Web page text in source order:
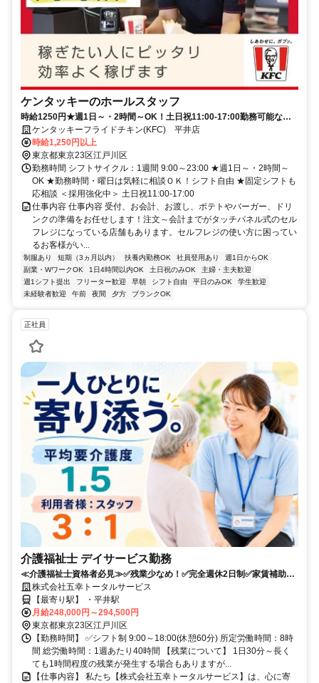
ケンタッキーのホールスタッフ
時給1250円★週1日～・2時間～OK！土日祝11:00-17:00勤務可能な方
大歓迎♪
ケンタッキーフライドチキン(KFC) 平井店
時給1,250円以上
東京都東京23区江戸川区
勤務時間 シフトサイクル：1週間 9:00～23:00 ★週1日～・2時間～
OK ★勤務時間・曜日は気軽に相談ＯＫ！シフト自由 ★固定シフトも
応相談 ＜採用強化中＞ 土日祝11:00-17:00
仕事内容 仕事内容 受付、お会計、お渡し、ポテトやバーガー、ドリ
ンクの準備をお任せします！注文～会計までがタッチパネル式のセル
フレジになっている店舗もあります。セルフレジの使い方に困ってい
るお客様がい...
制服あり 短期（3ヵ月以内） 扶養内勤務OK 社員登用あり
週1日からOK
副業・WワークOK
1日4時間以内OK 土日祝のみOK
主婦・主夫歓迎
週1シフト提出
フリーター歓迎 早朝 シフト自由 平日のみOK
学生歓迎
未経験者歓迎
午前 夜間 夕方 ブランクOK
正社員
介護福祉士 デイサービス勤務
≪介護福祉士資格者必見≫✅残業少なめ！✅完全週休2日制✅家賃補助、
引越し支援アリ！✅各種手当充実
株式会社五幸トータルサービス
【最寄り駅】 ・平井駅
月給248,000円～294,500円
東京都東京23区江戸川区
【勤務時間】 ✅シフト制 9:00～18:00(休憩60分) 所定労働時間：8時
間 総労働時間：1週あたり40時間 【残業について】 1日30分～長く
ても1時間程度の残業が発生する場合もありますが...
【仕事内容】 私たち【株式会社五幸トータルサービス】は、心に寄